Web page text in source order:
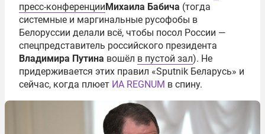
пресс-конференцииМихаила Бабича (тогда
системные и маргинальные русофобы в
Белоруссии делали всё, чтобы посол России —
спецпредставитель российского президента
Владимира Путина вошёл в пустой зал). Не
придерживается этих правил «Sputnik Беларусь» и
сейчас, когда плюет ИА REGNUM в спину.